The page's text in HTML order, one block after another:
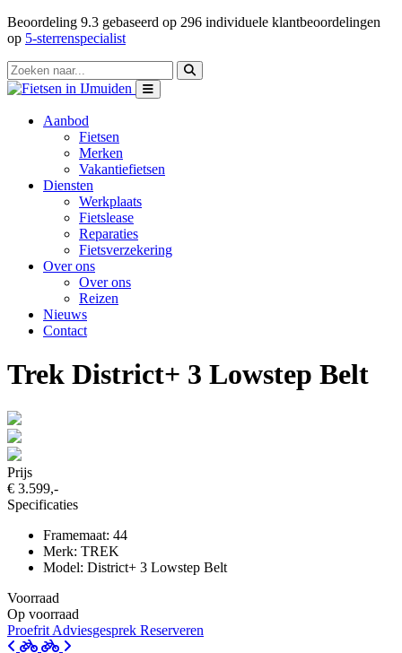
Beoordeling 9.3 gebaseerd op 296 individuele klantbeoordelingen
op 5-sterrenspecialist
Aanbod
Fietsen
Merken
Vakantiefietsen
Diensten
Werkplaats
Fietslease
Reparaties
Fietsverzekering
Over ons
Over ons
Reizen
Nieuws
Contact
Trek District+ 3 Lowstep Belt
Prijs
€ 3.599,-
Specificaties
Framemaat: 44
Merk: TREK
Model: District+ 3 Lowstep Belt
Voorraad
Op voorraad
Proefrit Adviesgesprek Reserveren